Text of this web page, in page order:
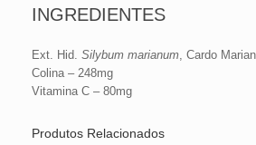
INGREDIENTES
Ext. Hid. Silybum marianum, Cardo
Colina – 248mg
Vitamina C – 80mg
Produtos Relacionados